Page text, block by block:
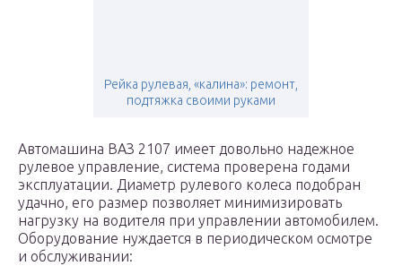
Рейка рулевая, «калина»: ремонт,
подтяжка своими руками
Автомашина ВАЗ 2107 имеет довольно надежное
рулевое управление, система проверена годами
эксплуатации. Диаметр рулевого колеса подобран
удачно, его размер позволяет минимизировать
нагрузку на водителя при управлении автомобилем.
Оборудование нуждается в периодическом осмотре
и обслуживании: